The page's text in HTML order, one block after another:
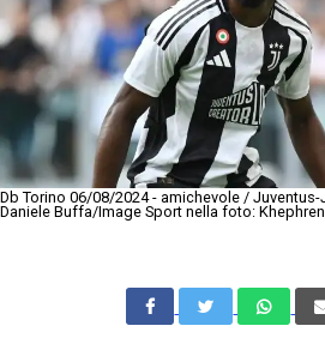
Db Torino 06/08/2024 - amichevole /
Daniele Buffa/Image Sport nella foto: